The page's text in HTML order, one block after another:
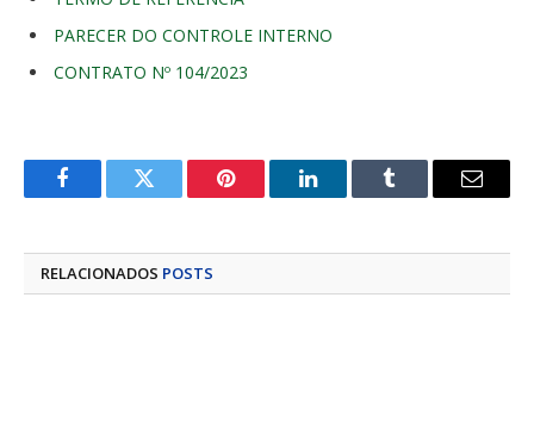
PARECER DO CONTROLE INTERNO
CONTRATO Nº 104/2023
FacebookTwitter Pinterest LinkedInTumblr
E-
RELACIONADOS POSTS